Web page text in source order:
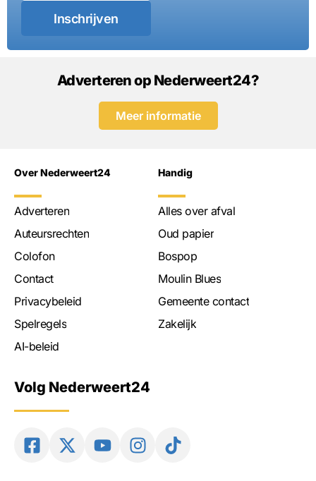
Inschrijven
Adverteren op Nederweert24?
Meer informatie
Over Nederweert24
Adverteren
Auteursrechten
Colofon
Contact
Privacybeleid
Spelregels
AI-beleid
Handig
Alles over afval
Oud papier
Bospop
Moulin Blues
Gemeente contact
Zakelijk
Volg Nederweert24